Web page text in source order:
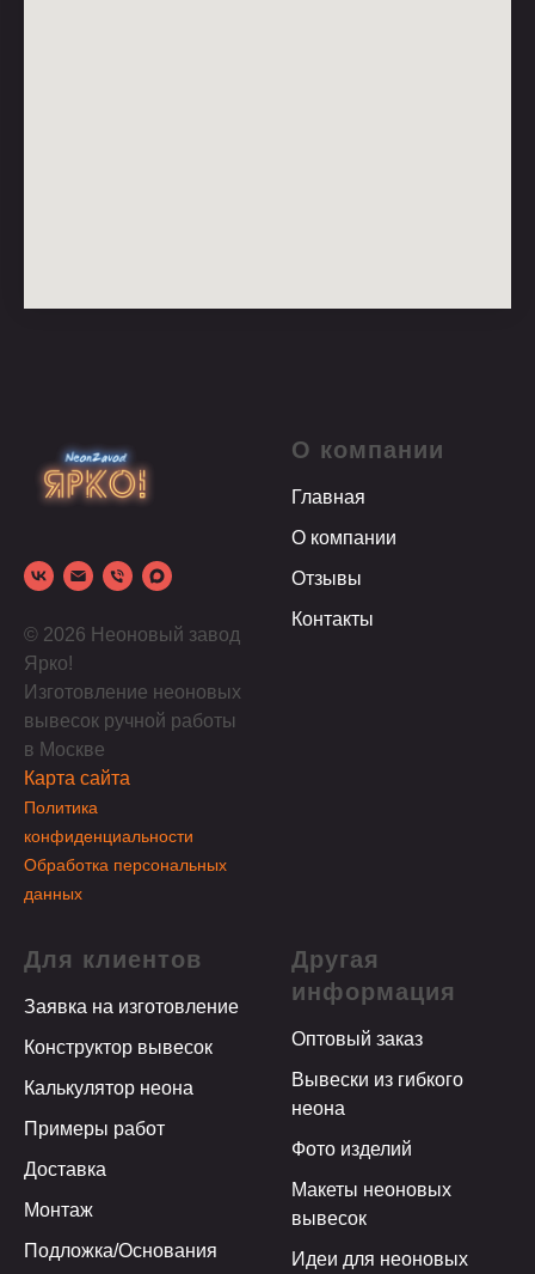
© 2026 Неоновый завод
Ярко!
Изготовление неоновых
вывесок ручной работы
в Москве
Карта сайта
Политика
конфиденциальности
Обработка персональных
данных
О компании
Главная
О компании
Отзывы
Контакты
Для клиентов
Заявка на изготовление
Конструктор вывесок
Калькулятор неона
Примеры работ
Доставка
Монтаж
Подложка/Основания
Другая
информация
Оптовый заказ
Вывески из гибкого
неона
Фото изделий
Макеты неоновых
вывесок
Идеи для неоновых